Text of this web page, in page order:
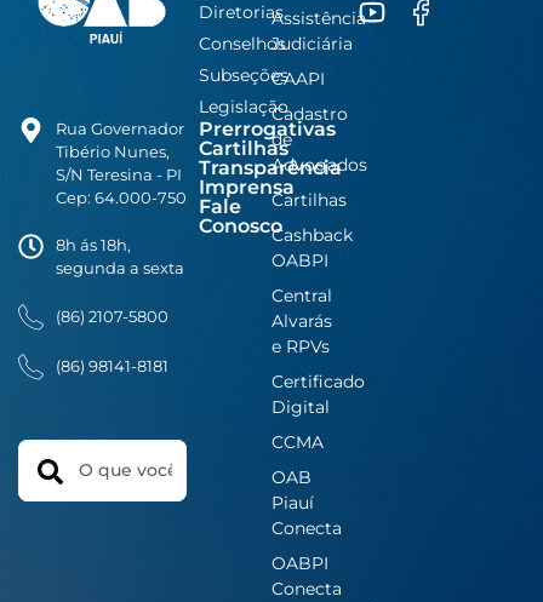
Rua Governador
Tibério Nunes,
S/N Teresina - PI
Cep: 64.000-750
8h ás 18h,
segunda a sexta
(86) 2107-5800
(86) 98141-8181
Search
Diretorias
Conselhos
Subseções
Legislação
Prerrogativas
Cartilhas
Transparência
Imprensa
Fale
Conosco
Assistência
Judiciária
CAAPI
Cadastro
de
Advogados
Cartilhas
Cashback
OABPI
Central
Alvarás
e RPVs
Certificado
Digital
CCMA
OAB
Piauí
Conecta
OABPI
Conecta